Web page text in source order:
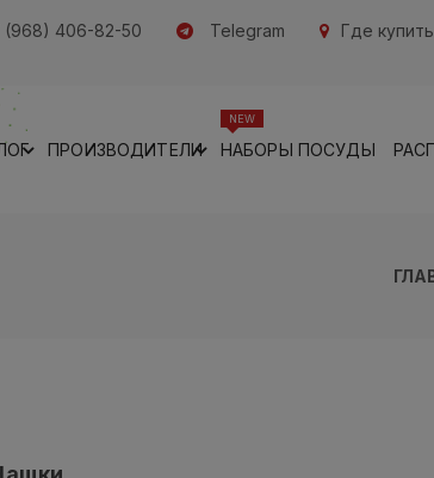
(968) 406-82-50 Telegram
Где купить
ПРОИЗВОДИТЕЛИ НАБОРЫ ПОСУДЫ
NEW